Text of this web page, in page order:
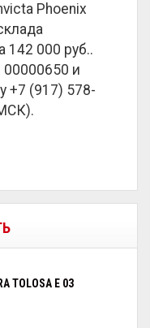
Phoenix
142 000 руб..
00000650 и
+7 (917) 578-
TOLOSA E 03